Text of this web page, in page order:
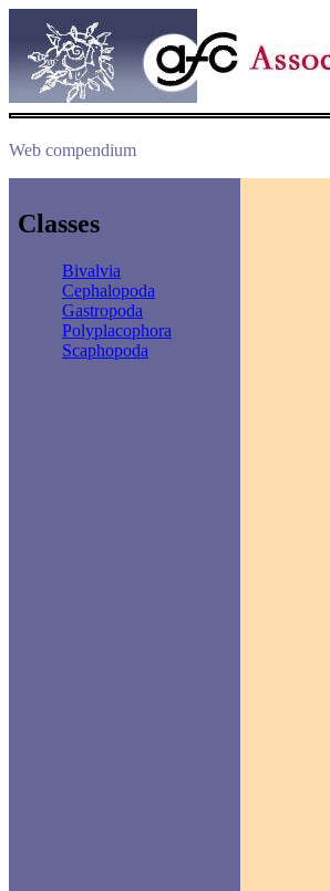
Web compendium
Classes
Bivalvia
Cephalopoda
Gastropoda
Polyplacophora
Scaphopoda